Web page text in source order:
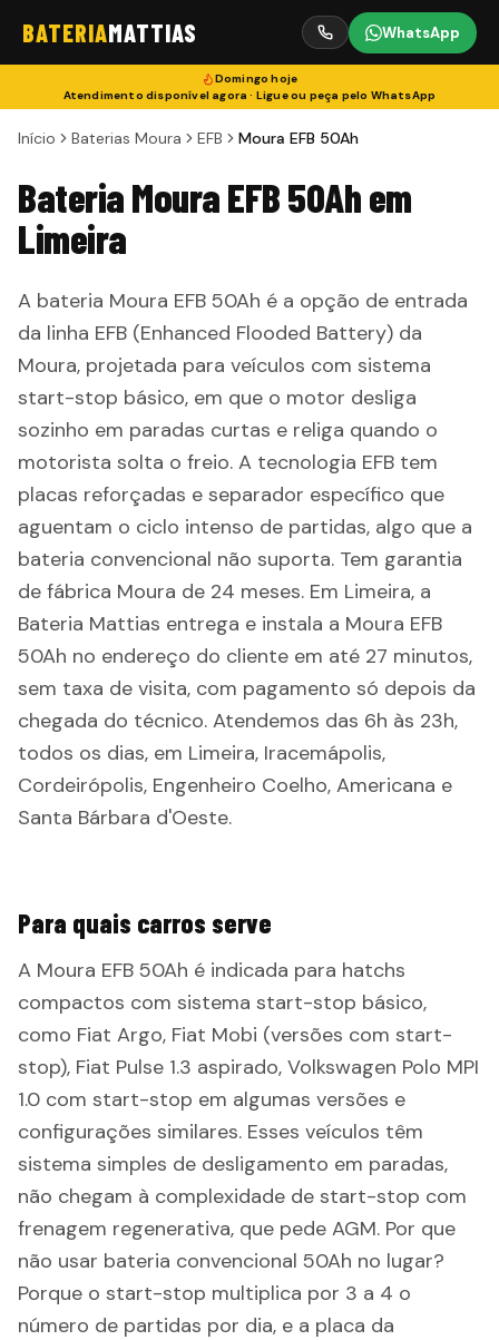
BATERIAMATTIAS WhatsApp
Domingo hoje
Atendimento disponível agora · Ligue ou peça pelo WhatsApp
Início Baterias Moura EFB Moura EFB 50Ah
Bateria Moura EFB 50Ah em
Limeira
A bateria Moura EFB 50Ah é a opção de entrada
da linha EFB (Enhanced Flooded Battery) da
Moura, projetada para veículos com sistema
start-stop básico, em que o motor desliga
sozinho em paradas curtas e religa quando o
motorista solta o freio. A tecnologia EFB tem
placas reforçadas e separador específico que
aguentam o ciclo intenso de partidas, algo que a
bateria convencional não suporta. Tem garantia
de fábrica Moura de 24 meses. Em Limeira, a
Bateria Mattias entrega e instala a Moura EFB
50Ah no endereço do cliente em até 27 minutos,
sem taxa de visita, com pagamento só depois da
chegada do técnico. Atendemos das 6h às 23h,
todos os dias, em Limeira, Iracemápolis,
Cordeirópolis, Engenheiro Coelho, Americana e
Santa Bárbara d'Oeste.
Para quais carros serve
A Moura EFB 50Ah é indicada para hatchs
compactos com sistema start-stop básico,
como Fiat Argo, Fiat Mobi (versões com start-
stop), Fiat Pulse 1.3 aspirado, Volkswagen Polo MPI
1.0 com start-stop em algumas versões e
configurações similares. Esses veículos têm
sistema simples de desligamento em paradas,
não chegam à complexidade de start-stop com
frenagem regenerativa, que pede AGM. Por que
não usar bateria convencional 50Ah no lugar?
Porque o start-stop multiplica por 3 a 4 o
número de partidas por dia, e a placa da